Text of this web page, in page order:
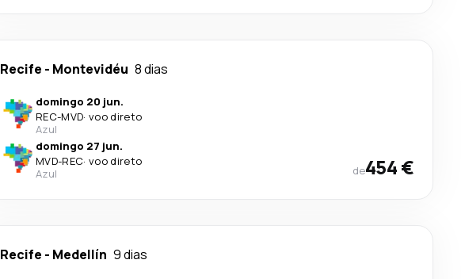
Recife - Montevidéu 8 dias
domingo 20 jun.
REC-MVD· voo direto
Azul
domingo 27 jun.
MVD-REC· voo direto
Azul
de454 €
Recife - Medellín 9 dias